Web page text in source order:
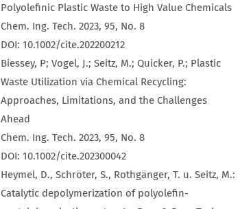
Polyolefinic Plastic Waste to High Value Chemicals
Chem. Ing. Tech. 2023, 95, No. 8
DOI: 10.1002/cite.202200212
Biessey, P; Vogel, J.; Seitz, M.; Quicker, P.; Plastic
Waste Utilization via Chemical Recycling:
Approaches, Limitations, and the Challenges
Ahead
Chem. Ing. Tech. 2023, 95, No. 8
DOI: 10.1002/cite.202300042
Heymel, D., Schröter, S., Rothgänger, T. u. Seitz, M.:
Catalytic depolymerization of polyolefin-